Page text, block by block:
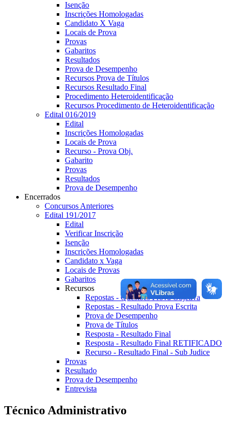
Isenção
Inscrições Homologadas
Candidato X Vaga
Locais de Prova
Provas
Gabaritos
Resultados
Prova de Desempenho
Recursos Prova de Títulos
Recursos Resultado Final
Procedimento Heteroidentificação
Recursos Procedimento de Heteroidentificação
Edital 016/2019
Edital
Inscrições Homologadas
Locais de Prova
Recurso - Prova Obj.
Gabarito
Provas
Resultados
Prova de Desempenho
Encerrados
Concursos Anteriores
Edital 191/2017
Edital
Verificar Inscrição
Isenção
Inscrições Homologadas
Candidato x Vaga
Locais de Provas
Gabaritos
Recursos
Repostas - Questões Prova Objetiva
Repostas - Resultado Prova Escrita
Prova de Desempenho
Prova de Títulos
Resposta - Resultado Final
Resposta - Resultado Final RETIFICADO
Recurso - Resultado Final - Sub Judice
Provas
Resultado
Prova de Desempenho
Entrevista
Técnico Administrativo